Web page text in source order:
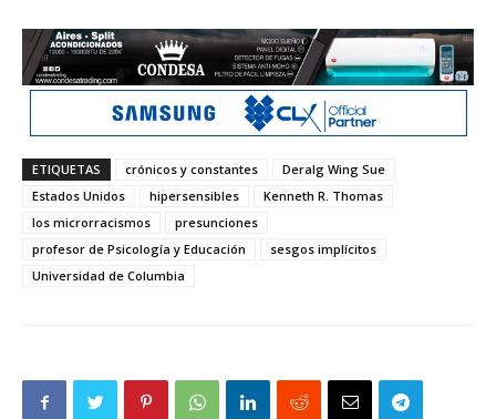
ETIQUETAS crónicos y constantes
Deralg Wing Sue
Estados Unidos
hipersensibles
Kenneth R. Thomas
los microrracismos
presunciones
profesor de Psicología y Educación
sesgos implícitos
Universidad de Columbia